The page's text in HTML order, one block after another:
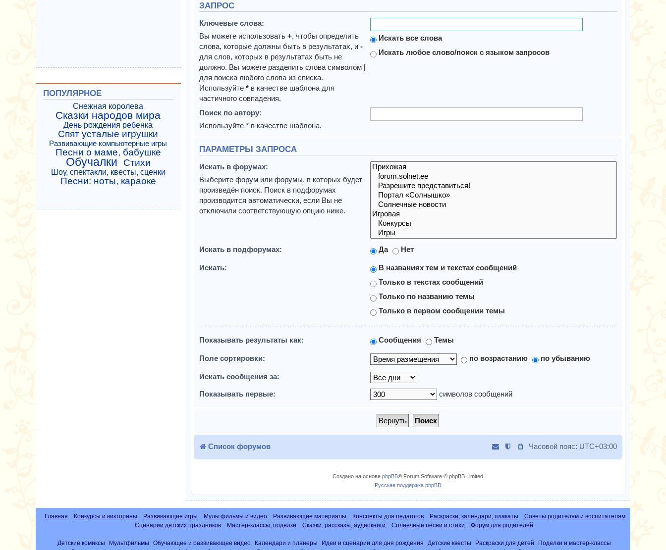
ЗАПРОС
Ключевые слова:
Вы можете использовать +, чтобы определить
слова, которые должны быть в результатах, и -
для слов, которых в результатах быть не
должно. Вы можете разделить слова символом |
для поиска любого слова из списка.
Используйте *в качестве шаблона для
частичного совпадения.
Искать все слова
Искать любое слово/поиск с языком запросов
Поиск по автору:
Используйте * в качестве шаблона.
ПАРАМЕТРЫ ЗАПРОСА
Искать в форумах:
Выберите форум или форумы, в которых будет
произведён поиск. Поиск в подфорумах
производится автоматически, если Вы не
отключили соответствующую опцию ниже.
Искать в подфорумах: Да Нет
Искать:
В названиях тем и текстах сообщений
Только в текстах сообщений
Только по названию темы
Только в первом сообщении темы
Показывать результаты как: Сообщения Темы
Поле сортировки: по возрастанию по убыванию
Искать сообщения за:
Показывать первые: символов сообщений
Список форумов Часовой пояс: UTC+03:00
Создано на основеphpBB® Forum Software © phpBB Limited
Русская поддержка phpBB
ПОПУЛЯРНОЕ
Снежная королева
Сказки народов мира
День рождения ребенка
Спят усталые игрушки
Развивающие компьютерные игры
Песни о маме, бабушке
Обучалки Стихи
Шоу, спектакли, квесты, сценки
Песни: ноты, караоке
Главная Конкурсы и викторины Развивающие игры Мультфильмы и видео Развивающие материалы Конспекты для педагогов Раскраски, календари, плакаты
Советы родителям и воспитателям
Сценарии детских праздников
Мастер-классы, поделки Сказки, рассказы, аудиокниги Солнечные песни и стихи Форум для родителей
Детские комиксы Мультфильмы Обучающее и развивающее видео Календари и планеры Идеи и сценарии для дня рождения Детские квесты Раскраски для детей
Поделки и мастер-классы